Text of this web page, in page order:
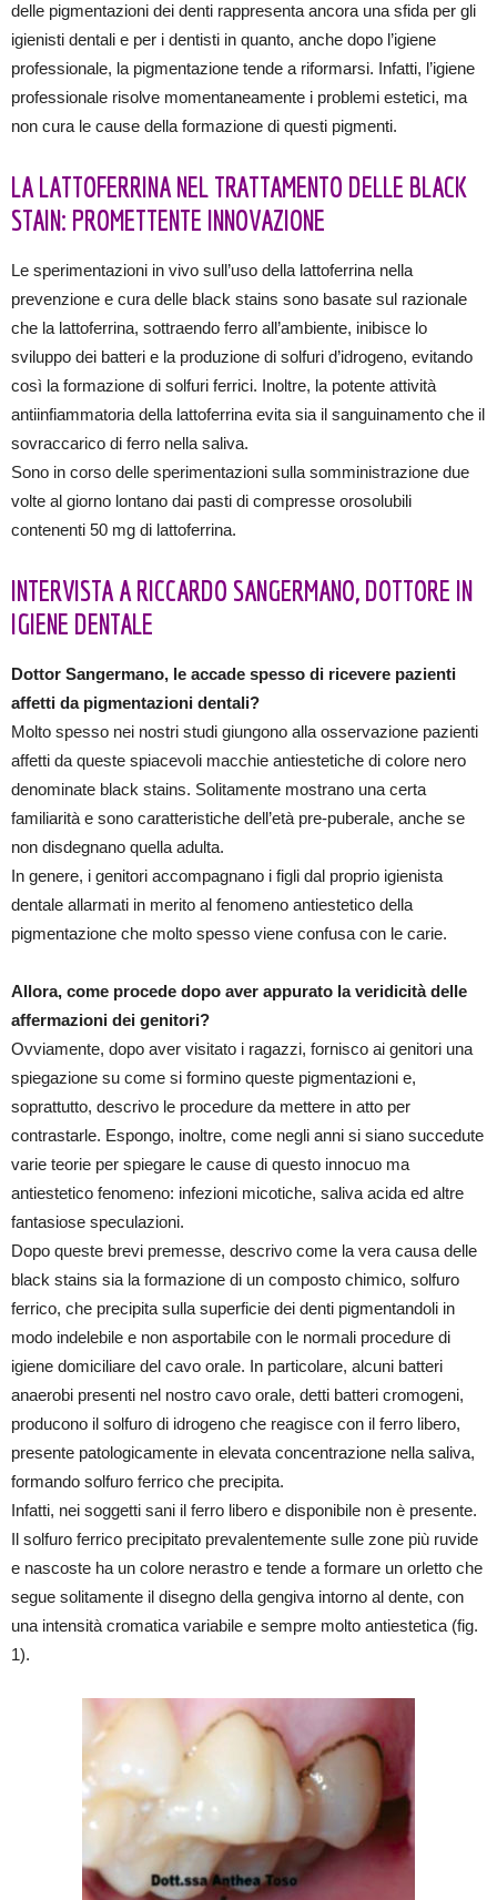
delle pigmentazioni dei denti rappresenta ancora una sfida per gli
igienisti dentali e per i dentisti in quanto, anche dopo l’igiene
professionale, la pigmentazione tende a riformarsi. Infatti, l’igiene
professionale risolve momentaneamente i problemi estetici, ma
non cura le cause della formazione di questi pigmenti.
LA LATTOFERRINA NEL TRATTAMENTO DELLE BLACK
STAIN: PROMETTENTE INNOVAZIONE
Le sperimentazioni in vivo sull’uso della lattoferrina nella
prevenzione e cura delle black stains sono basate sul razionale
che la lattoferrina, sottraendo ferro all’ambiente, inibisce lo
sviluppo dei batteri e la produzione di solfuri d’idrogeno, evitando
così la formazione di solfuri ferrici. Inoltre, la potente attività
antiinfiammatoria della lattoferrina evita sia il sanguinamento che il
sovraccarico di ferro nella saliva.
Sono in corso delle sperimentazioni sulla somministrazione due
volte al giorno lontano dai pasti di compresse orosolubili
contenenti 50 mg di lattoferrina.
INTERVISTA A RICCARDO SANGERMANO, DOTTORE IN
IGIENE DENTALE
Dottor Sangermano, le accade spesso di ricevere pazienti
affetti da pigmentazioni dentali?
Molto spesso nei nostri studi giungono alla osservazione pazienti
affetti da queste spiacevoli macchie antiestetiche di colore nero
denominate black stains. Solitamente mostrano una certa
familiarità e sono caratteristiche dell’età pre-puberale, anche se
non disdegnano quella adulta.
In genere, i genitori accompagnano i figli dal proprio igienista
dentale allarmati in merito al fenomeno antiestetico della
pigmentazione che molto spesso viene confusa con le carie.
Allora, come procede dopo aver appurato la veridicità delle
affermazioni dei genitori?
Ovviamente, dopo aver visitato i ragazzi, fornisco ai genitori una
spiegazione su come si formino queste pigmentazioni e,
soprattutto, descrivo le procedure da mettere in atto per
contrastarle. Espongo, inoltre, come negli anni si siano succedute
varie teorie per spiegare le cause di questo innocuo ma
antiestetico fenomeno: infezioni micotiche, saliva acida ed altre
fantasiose speculazioni.
Dopo queste brevi premesse, descrivo come la vera causa delle
black stains sia la formazione di un composto chimico, solfuro
ferrico, che precipita sulla superficie dei denti pigmentandoli in
modo indelebile e non asportabile con le normali procedure di
igiene domiciliare del cavo orale. In particolare, alcuni batteri
anaerobi presenti nel nostro cavo orale, detti batteri cromogeni,
producono il solfuro di idrogeno che reagisce con il ferro libero,
presente patologicamente in elevata concentrazione nella saliva,
formando solfuro ferrico che precipita.
Infatti, nei soggetti sani il ferro libero e disponibile non è presente.
Il solfuro ferrico precipitato prevalentemente sulle zone più ruvide
e nascoste ha un colore nerastro e tende a formare un orletto che
segue solitamente il disegno della gengiva intorno al dente, con
una intensità cromatica variabile e sempre molto antiestetica (fig.
1).